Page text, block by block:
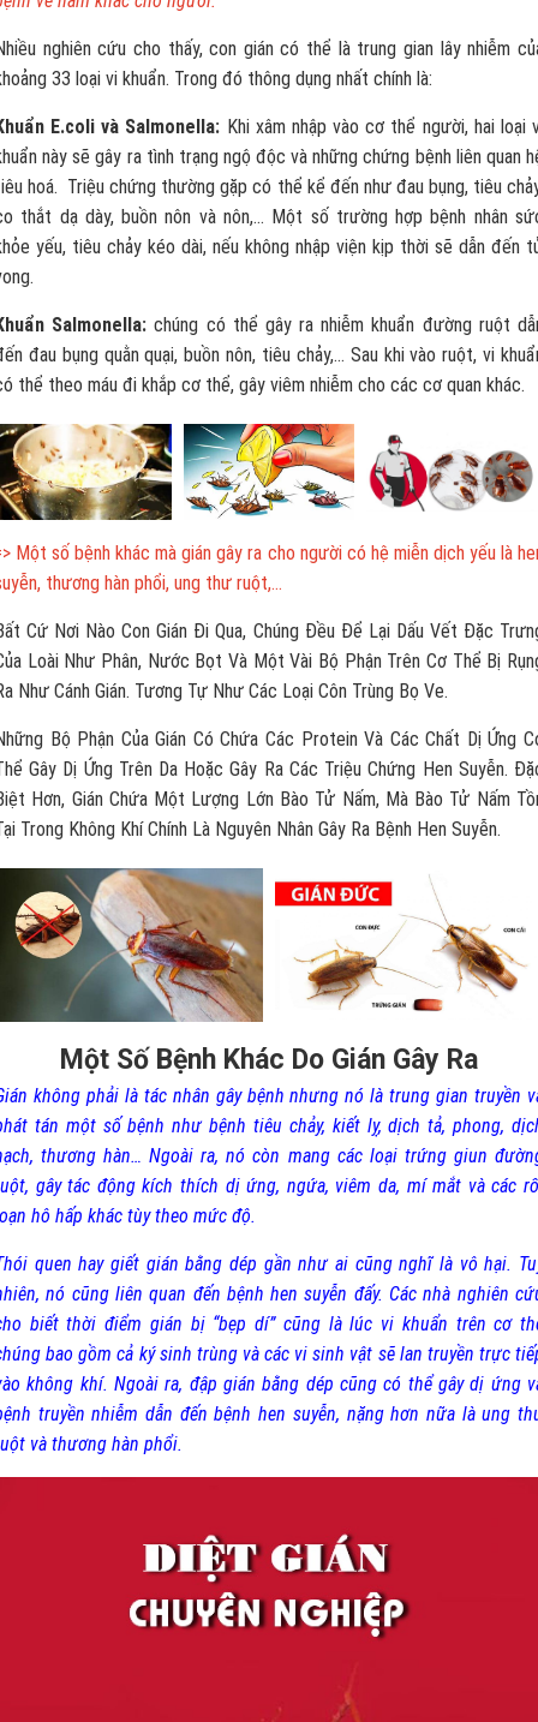
nghiên cứu cho thấy, con gián có thể là trung gian lây nhiễm
33 loại vi khuẩn. Trong đó thông dụng nhất chính là:
E.coli và Salmonella: Khi xâm nhập vào cơ thể người, hai loại
này sẽ gây ra tình trạng ngộ độc và những chứng bệnh liên quan
hoá. Triệu chứng thường gặp có thể kể đến như đau bụng, tiêu
thắt dạ dày, buồn nôn và nôn,… Một số trường hợp bệnh nhân
yếu, tiêu chảy kéo dài, nếu không nhập viện kịp thời sẽ dẫn đến
Salmonella: chúng có thể gây ra nhiễm khuẩn đường ruột
đau bụng quằn quại, buồn nôn, tiêu chảy,… Sau khi vào ruột, vi
thể theo máu đi khắp cơ thể, gây viêm nhiễm cho các cơ quan khác.
Một số bệnh khác mà gián gây ra cho người có hệ miễn dịch yếu là
thương hàn phổi, ung thư ruột,…
Cứ Nơi Nào Con Gián Đi Qua, Chúng Đều Để Lại Dấu Vết Đặc
Loài Như Phân, Nước Bọt Và Một Vài Bộ Phận Trên Cơ Thể Bị
Như Cánh Gián. Tương Tự Như Các Loại Côn Trùng Bọ Ve.
Bộ Phận Của Gián Có Chứa Các Protein Và Các Chất Dị Ứng
Gây Dị Ứng Trên Da Hoặc Gây Ra Các Triệu Chứng Hen Suyễn.
Hơn, Gián Chứa Một Lượng Lớn Bào Tử Nấm, Mà Bào Tử Nấm
Trong Không Khí Chính Là Nguyên Nhân Gây Ra Bệnh Hen Suyễn.
Một Số Bệnh Khác Do Gián Gây Ra
không phải là tác nhân gây bệnh nhưng nó là trung gian truyền
tán một số bệnh như bệnh tiêu chảy, kiết lỵ, dịch tả, phong,
thương hàn… Ngoài ra, nó còn mang các loại trứng giun
gây tác động kích thích dị ứng, ngứa, viêm da, mí mắt và các
hô hấp khác tùy theo mức độ.
quen hay giết gián bằng dép gần như ai cũng nghĩ là vô hại.
nó cũng liên quan đến bệnh hen suyễn đấy. Các nhà nghiên
biết thời điểm gián bị “bẹp dí” cũng là lúc vi khuẩn trên cơ
bao gồm cả ký sinh trùng và các vi sinh vật sẽ lan truyền trực
không khí. Ngoài ra, đập gián bằng dép cũng có thể gây dị ứng
truyền nhiễm dẫn đến bệnh hen suyễn, nặng hơn nữa là ung
và thương hàn phổi.